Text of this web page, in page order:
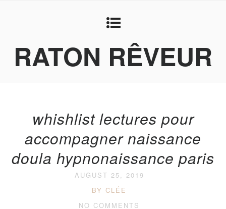
RATON RÊVEUR
whishlist lectures pour
accompagner naissance
doula hypnonaissance paris
AUGUST 25, 2019
BY CLÉE
NO COMMENTS